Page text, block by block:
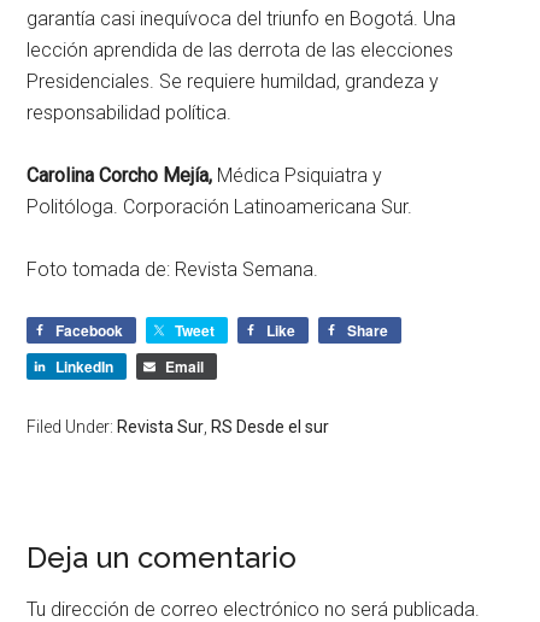
garantía casi inequívoca del triunfo en Bogotá. Una
lección aprendida de las derrota de las elecciones
Presidenciales. Se requiere humildad, grandeza y
responsabilidad política.
Carolina Corcho Mejía, Médica Psiquiatra y
Politóloga. Corporación Latinoamericana Sur.
Foto tomada de: Revista Semana.
Facebook Tweet Like
Share
LinkedIn
Email
Filed Under: Revista Sur RS Desde el sur
Deja un comentario
Tu dirección de correo electrónico no será publicada.